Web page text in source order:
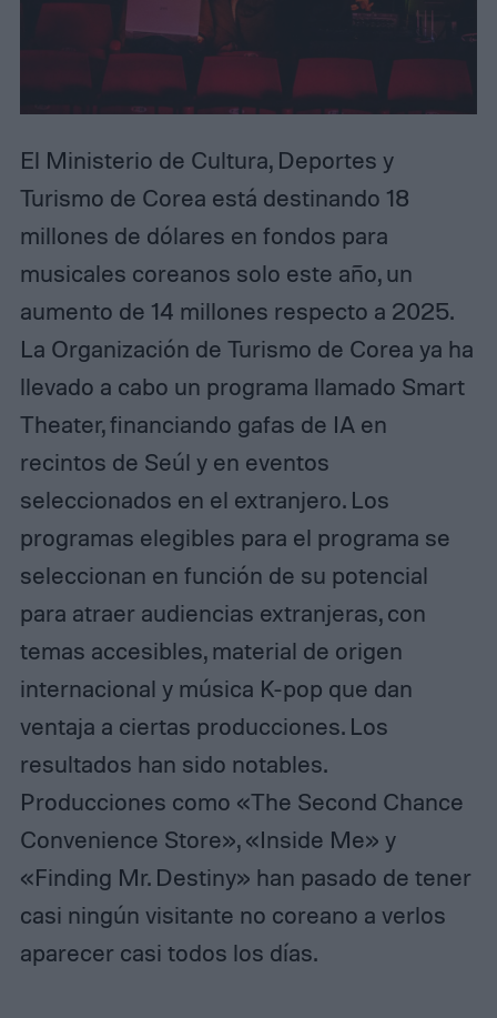
El Ministerio de Cultura, Deportes y
Turismo de Corea está destinando 18
millones de dólares en fondos para
musicales coreanos solo este año, un
aumento de 14 millones respecto a 2025.
La Organización de Turismo de Corea ya ha
llevado a cabo un programa llamado Smart
Theater, financiando gafas de IA en
recintos de Seúl y en eventos
seleccionados en el extranjero. Los
programas elegibles para el programa se
seleccionan en función de su potencial
para atraer audiencias extranjeras, con
temas accesibles, material de origen
internacional y música K-pop que dan
ventaja a ciertas producciones. Los
resultados han sido notables.
Producciones como «The Second Chance
Convenience Store», «Inside Me» y
«Finding Mr. Destiny» han pasado de tener
casi ningún visitante no coreano a verlos
aparecer casi todos los días.